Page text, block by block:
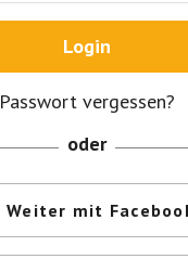
Login
Passwort vergessen?
oder
Weiter mit